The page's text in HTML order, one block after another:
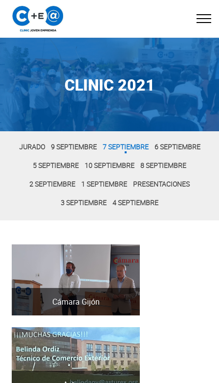
CLINIC 2021
JURADO 9 SEPTIEMBRE 7 SEPTIEMBRE
6 SEPTIEMBRE
5 SEPTIEMBRE
10 SEPTIEMBRE
8 SEPTIEMBRE
2 SEPTIEMBRE
1 SEPTIEMBRE
PRESENTACIONES
3 SEPTIEMBRE
4 SEPTIEMBRE
Cámara Gijón